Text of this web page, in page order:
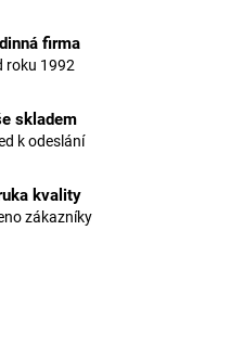
firma
roku 1992
skladem
k odeslání
kvality
zákazníky